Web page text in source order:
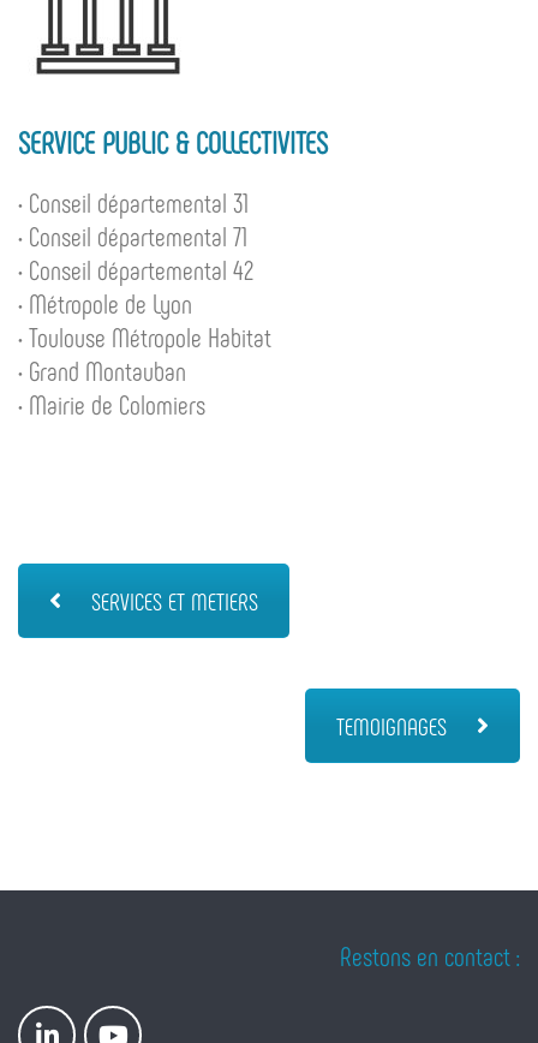
SERVICE PUBLIC & COLLECTIVITES
• Conseil départemental 31
• Conseil départemental 71
• Conseil départemental 42
• Métropole de Lyon
• Toulouse Métropole Habitat
• Grand Montauban
• Mairie de Colomiers
SERVICES ET METIERS
TEMOIGNAGES
Restons en contact :